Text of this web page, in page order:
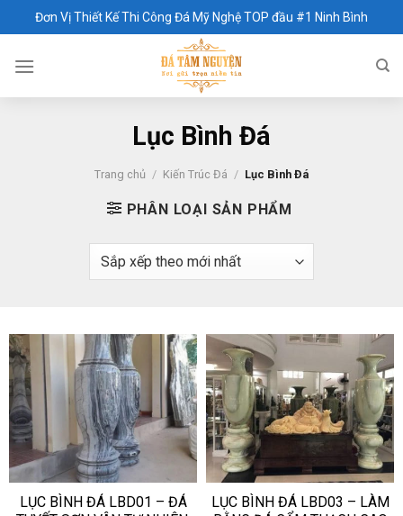
to
Đơn Vị Thiết Kế Thi Công Đá Mỹ Nghệ TOP đầu #1 Ninh Bình
Lục Bình Đá
Trang chủ / Kiến Trúc Đá / Lục Bình Đá
PHÂN LOẠI SẢN PHẨM
LỤC BÌNH ĐÁ LBD01 – ĐÁ
LỤC BÌNH ĐÁ LBD03 – LÀM